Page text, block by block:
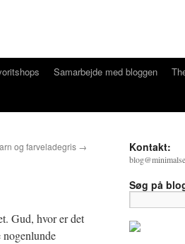
Samarbejde med bloggen
og farveladegris →
Gud, hvor er det
nogenlunde
Kontakt:
Søg på